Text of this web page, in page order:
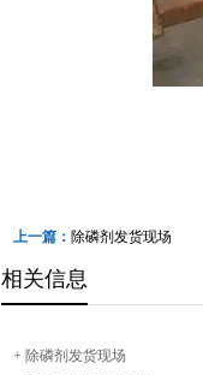
上一篇： 除磷剂发货现场
相关信息
+ 除磷剂发货现场